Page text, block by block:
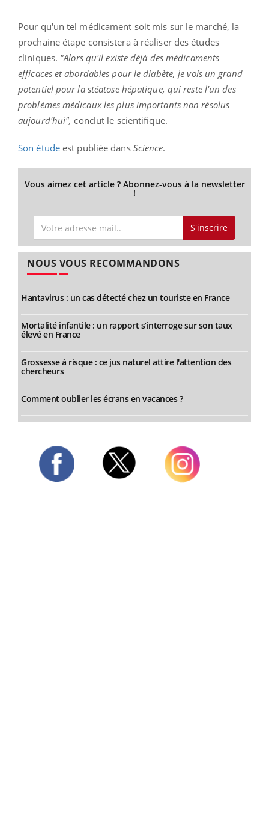
Pour qu'un tel médicament soit mis sur le marché, la
prochaine étape consistera à réaliser des études
cliniques. "Alors qu'il existe déjà des médicaments
efficaces et abordables pour le diabète, je vois un grand
potentiel pour la stéatose hépatique, qui reste l'un des
problèmes médicaux les plus importants non résolus
aujourd'hui", conclut le scientifique.
Son étudeest publiée dans Science.
Vous aimez cet article ? Abonnez-vous à la newsletter
!
S'inscrire
NOUS VOUS RECOMMANDONS
Hantavirus : un cas détecté chez un touriste en France
Mortalité infantile : un rapport s’interroge sur son taux
élevé en France
Grossesse à risque : ce jus naturel attire l'attention des
chercheurs
Comment oublier les écrans en vacances ?